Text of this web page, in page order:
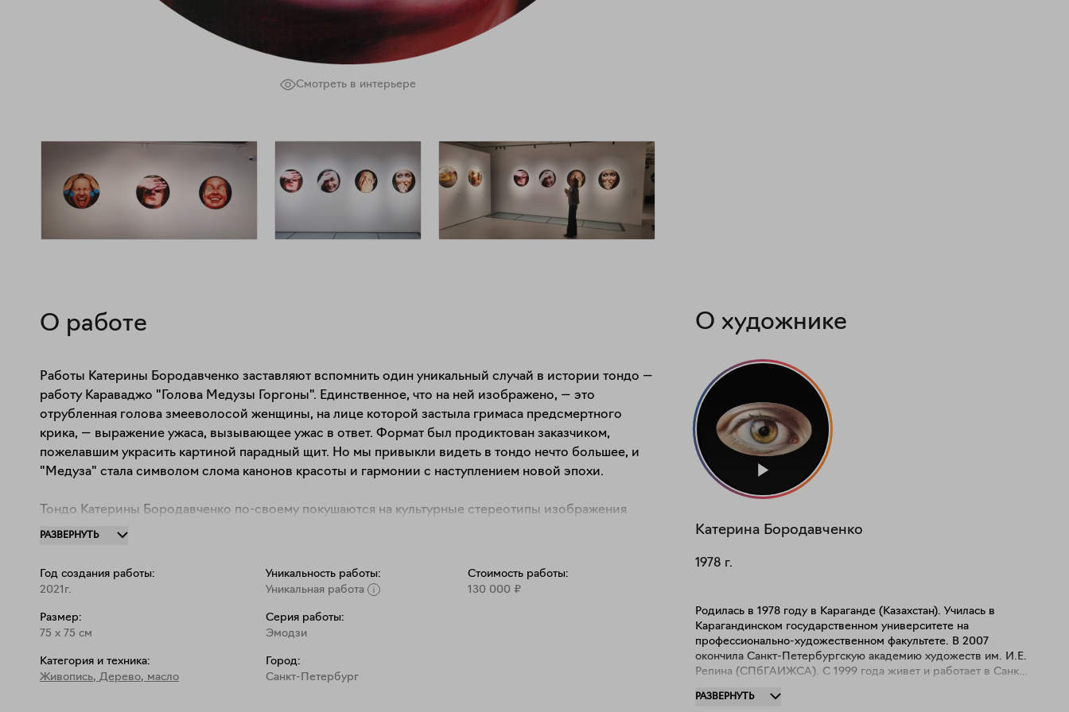
Смотреть в интерьере
О работе
Работы Катерины Бородавченко заставляют вспомнить один уникальный случай в истории тондо —
работу Караваджо "Голова Медузы Горгоны". Единственное, что на ней изображено, — это
отрубленная голова змееволосой женщины, на лице которой застыла гримаса предсмертного
крика, — выражение ужаса, вызывающее ужас в ответ. Формат был продиктован заказчиком,
пожелавшим украсить картиной парадный щит. Но мы привыкли видеть в тондо нечто большее, и
"Медуза" стала символом слома канонов красоты и гармонии с наступлением новой эпохи.
Тондо Катерины Бородавченко по-своему покушаются на культурные стереотипы изображения
женщины. Крупные планы обнажают дефекты и несовершенства, мимика искажает черты
с максимальной наглядностью, совсем не заботясь о привлекательности. Лицо-улыбка, лицо-
пронзительный крик, лицо-возбужденный взгляд, — художница создает свой личный каталог
достаточно просто получить или отправить эмодзи, чтобы коммуникация состоялась. Но живые
транслируют их зрителю, взывая к сопереживанию: чтобы вызвать ужас, нужно стать чем-то
ужасным, нужно вырваться во внешний мир, деформировать его и себя, нарушить возвышенную
РАЗВЕРНУТЬ
Год создания работы:
2021г.
Размер:
75 x 75 см
Категория и техника:
Живопись, Дерево, масло
Уникальность работы:
Уникальная работа
Серия работы:
Эмодзи
Город:
Санкт-Петербург
Стоимость работы:
130 000 ₽
О художнике
Катерина Бородавченко
1978 г.
Родилась в 1978 году в Караганде (Казахстан). Училась в
Карагандинском государственном университете на
профессионально-художественном факультете. В 2007
окончила Санкт-Петербургскую академию художеств им. И.Е.
Репина (СПбГАИЖСА). С 1999 года живет и работает в Санкт-
России). Работы находятся в частных коллекциях России,
РАЗВЕРНУТЬ